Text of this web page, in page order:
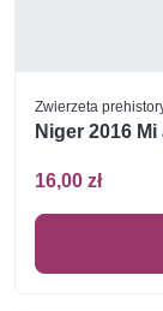
Zwierzeta
Niger 2016
16,00 zł